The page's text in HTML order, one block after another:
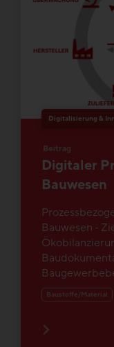
Beitrag
Digitaler
Bauwesen
Bauwesen -
Baustoffe/Material